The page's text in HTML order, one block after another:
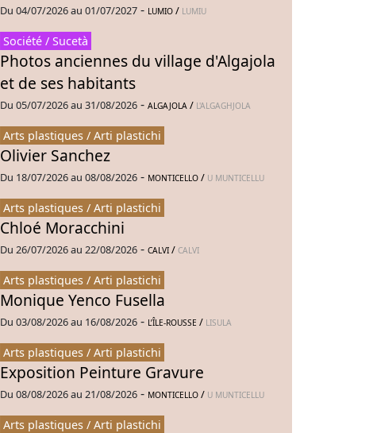
Du 04/07/2026 au 01/07/2027 - LUMIO / LUMIU
Société / Sucetà
Photos anciennes du village d'Algajola
et de ses habitants
Du 05/07/2026 au 31/08/2026 - ALGAJOLA / L'ALGAGHJOLA
Arts plastiques / Arti plastichi
Olivier Sanchez
Du 18/07/2026 au 08/08/2026 - MONTICELLO / U MUNTICELLU
Arts plastiques / Arti plastichi
Chloé Moracchini
Du 26/07/2026 au 22/08/2026 - CALVI / CALVI
Arts plastiques / Arti plastichi
Monique Yenco Fusella
Du 03/08/2026 au 16/08/2026 - L’ÎLE-ROUSSE / LISULA
Arts plastiques / Arti plastichi
Exposition Peinture Gravure
Du 08/08/2026 au 21/08/2026 - MONTICELLO / U MUNTICELLU
Arts plastiques / Arti plastichi